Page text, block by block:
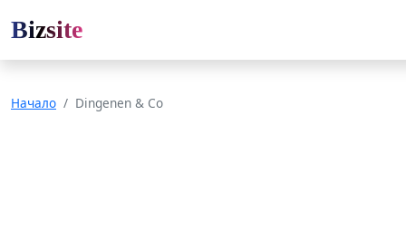
Bizsite
Начало Dingenen & Co